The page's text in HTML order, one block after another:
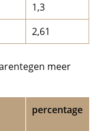
1,3
2,61
meer
percentage